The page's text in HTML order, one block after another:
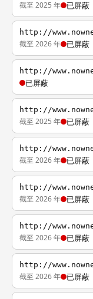
截至 2025 年 已屏蔽
http://
截至 2026 年 已屏蔽
http://
已屏蔽
http://
截至 2025 年 已屏蔽
http://
截至 2026 年 已屏蔽
http://
截至 2026 年 已屏蔽
http://
截至 2026 年 已屏蔽
http://
截至 2026 年 已屏蔽